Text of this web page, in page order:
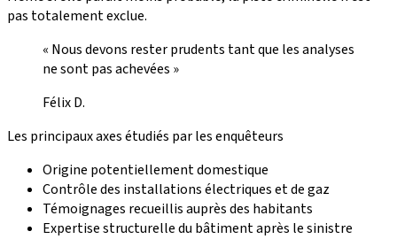
pas totalement exclue.
« Nous devons rester prudents tant que les analyses
ne sont pas achevées »
Félix D.
Les principaux axes étudiés par les enquêteurs
Origine potentiellement domestique
Contrôle des installations électriques et de gaz
Témoignages recueillis auprès des habitants
Expertise structurelle du bâtiment après le sinistre